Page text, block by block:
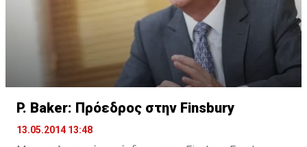
P. Baker: Πρόεδρος στην Finsbury
13.05.2014 13:48